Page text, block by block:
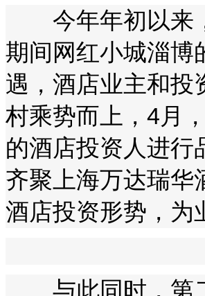
今年年初以来，
期间网红小城淄博
遇，酒店业主和投
村乘势而上，4月
的酒店投资人进行
齐聚上海万达瑞华
酒店投资形势，为
与此同时，第二